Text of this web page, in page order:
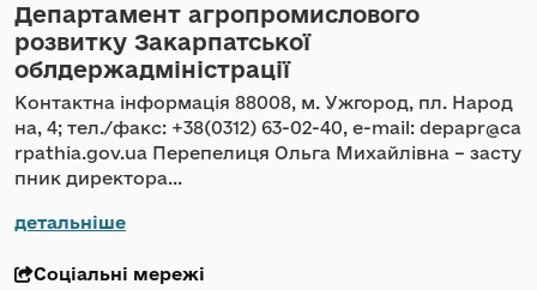
Департамент агропромислового
розвитку Закарпатської
облдержадміністрації
Контактна інформація 88008, м. Ужгород, пл. Народ
на, 4; тел./факс: +38(0312) 63-02-40, e-mail: depapr@ca
rpathia.gov.ua Перепелиця Ольга Михайлівна – засту
пник директора...
детальніше
Соціальні мережі